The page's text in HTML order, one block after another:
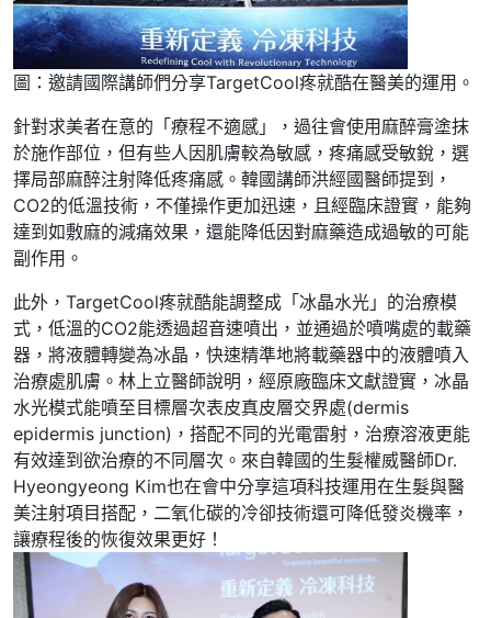
圖：邀請國際講師們分享TargetCool疼就酷在醫美的運用。
針對求美者在意的「療程不適感」，過往會使用麻醉膏塗抹
於施作部位，但有些人因肌膚較為敏感，疼痛感受敏銳，選
擇局部麻醉注射降低疼痛感。韓國講師洪經國醫師提到，
CO2的低溫技術，不僅操作更加迅速，且經臨床證實，能夠
達到如敷麻的減痛效果，還能降低因對麻藥造成過敏的可能
副作用。
此外，TargetCool疼就酷能調整成「冰晶水光」的治療模
式，低溫的CO2能透過超音速噴出，並通過於噴嘴處的載藥
器，將液體轉變為冰晶，快速精準地將載藥器中的液體噴入
治療處肌膚。林上立醫師說明，經原廠臨床文獻證實，冰晶
水光模式能噴至目標層次表皮真皮層交界處(dermis
epidermis junction)，搭配不同的光電雷射，治療溶液更能
有效達到欲治療的不同層次。來自韓國的生髮權威醫師Dr.
Hyeongyeong Kim也在會中分享這項科技運用在生髮與醫
美注射項目搭配，二氧化碳的冷卻技術還可降低發炎機率，
讓療程後的恢復效果更好！